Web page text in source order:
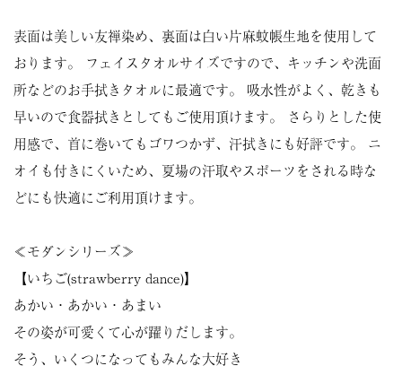
表面は美しい友禅染め、裏面は白い片麻蚊帳生地を使用して
おります。 フェイスタオルサイズですので、キッチンや洗面
所などのお手拭きタオルに最適です。 吸水性がよく、乾きも
早いので食器拭きとしてもご使用頂けます。 さらりとした使
用感で、首に巻いてもゴワつかず、汗拭きにも好評です。 ニ
オイも付きにくいため、夏場の汗取やスポーツをされる時な
どにも快適にご利用頂けます。
≪モダンシリーズ≫
【いちご(strawberry dance)】
あかい・あかい・あまい
その姿が可愛くて心が躍りだします。
そう、いくつになってもみんな大好き